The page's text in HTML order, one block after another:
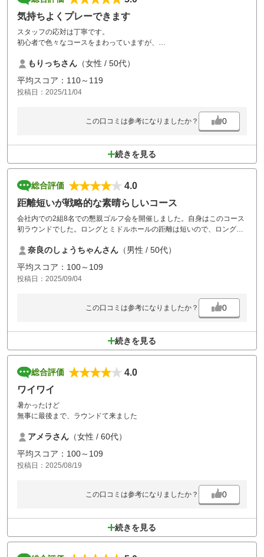
気持ちよくプレーできます
スタッフの応対は丁寧です。
初心者で色々なコースをまわっていますが、
もりっちさん （女性 / 50代）
平均スコア：110～119
投稿日：2025/11/04
この口コミは参考になりましたか？ 0
続きを見る
総合評価
4.0
距離短いが戦略的な素晴らしいコース
会社内での2組8名での懇親ゴルフ会を開催しました。自身はこのコース
初ラウンドでした。ロングとミドルホールの距離は短いので、ロングヒ
戦略的で、バンカー,池,樹木等しっかり配置していて、楽しませて貰いま
した。今回はレギュラーティでしたが、次回はバッグティから回りたい
と思います。
奈良のしょうちゃんさん （男性 / 50代）
平均スコア：100～109
投稿日：2025/09/04
この口コミは参考になりましたか？ 0
続きを見る
総合評価
4.0
ワイワイ
暑かったけど
無事に最後まで、ラウンドて来ました
アメラさん （女性 / 60代）
平均スコア：100～109
投稿日：2025/08/19
この口コミは参考になりましたか？ 0
続きを見る